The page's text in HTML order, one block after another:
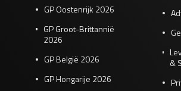
GP Oostenrijk 2026
GP Groot-Brittannië
2026
GP België 2026
GP Hongarije 2026
&